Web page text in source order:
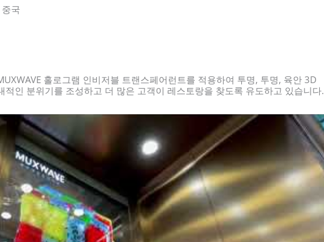
국
홀로그램 인비저블 트랜스페어런트를 적용하여 투명, 투명, 육안 3D
인 분위기를 조성하고 더 많은 고객이 레스토랑을 찾도록 유도하고 있습니다.